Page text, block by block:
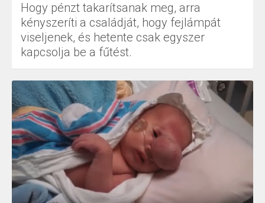
Hogy pénzt takarítsanak meg, arra
kényszeríti a családját, hogy fejlámpát
viseljenek, és hetente csak egyszer
kapcsolja be a fűtést.